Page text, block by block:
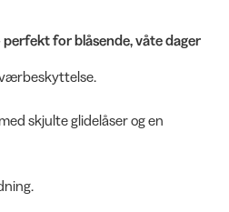
for blåsende, våte dager
skjulte glidelåser og en